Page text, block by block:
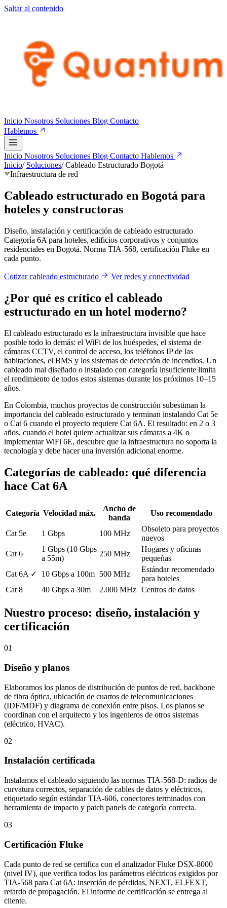
Saltar al contenido
Inicio Nosotros Soluciones Blog Contacto
Hablemos
Inicio Nosotros Soluciones Blog Contacto Hablemos
Inicio/ Soluciones/ Cableado Estructurado Bogotá
Infraestructura de red
Cableado estructurado en Bogotá para
hoteles y constructoras
Diseño, instalación y certificación de cableado estructurado
Categoría 6A para hoteles, edificios corporativos y conjuntos
residenciales en Bogotá. Norma TIA-568, certificación Fluke en
cada punto.
Cotizar cableado estructurado Ver redes y conectividad
¿Por qué es crítico el cableado
estructurado en un hotel moderno?
El cableado estructurado es la infraestructura invisible que hace
posible todo lo demás: el WiFi de los huéspedes, el sistema de
cámaras CCTV, el control de acceso, los teléfonos IP de las
habitaciones, el BMS y los sistemas de detección de incendios. Un
cableado mal diseñado o instalado con categoría insuficiente limita
el rendimiento de todos estos sistemas durante los próximos 10–15
años.
En Colombia, muchos proyectos de construcción subestiman la
importancia del cableado estructurado y terminan instalando Cat 5e
o Cat 6 cuando el proyecto requiere Cat 6A. El resultado: en 2 o 3
años, cuando el hotel quiere actualizar sus cámaras a 4K o
implementar WiFi 6E, descubre que la infraestructura no soporta la
tecnología y debe hacer una inversión adicional enorme.
Categorías de cableado: qué diferencia
hace Cat 6A
Categoría Velocidad máx.
Ancho de
banda
Uso recomendado
Cat 5e 1 Gbps 100 MHz
Obsoleto para proyectos
nuevos
Cat 6
1 Gbps (10 Gbps
a 55m)
250 MHz
Hogares y oficinas
pequeñas
Cat 6A ✓
10 Gbps a 100m 500 MHz
Estándar recomendado
para hoteles
Cat 8
40 Gbps a 30m 2.000 MHz Centros de datos
Nuestro proceso: diseño, instalación y
certificación
01
Diseño y planos
Elaboramos los planos de distribución de puntos de red, backbone
de fibra óptica, ubicación de cuartos de telecomunicaciones
(IDF/MDF) y diagrama de conexión entre pisos. Los planos se
coordinan con el arquitecto y los ingenieros de otros sistemas
(eléctrico, HVAC).
02
Instalación certificada
Instalamos el cableado siguiendo las normas TIA-568-D: radios de
curvatura correctos, separación de cables de datos y eléctricos,
etiquetado según estándar TIA-606, conectores terminados con
herramienta de impacto y patch panels de categoría correcta.
03
Certificación Fluke
Cada punto de red se certifica con el analizador Fluke DSX-8000
(nivel IV), que verifica todos los parámetros eléctricos exigidos por
TIA-568 para Cat 6A: inserción de pérdidas, NEXT, ELFEXT,
retardo de propagación. El informe de certificación se entrega al
cliente.